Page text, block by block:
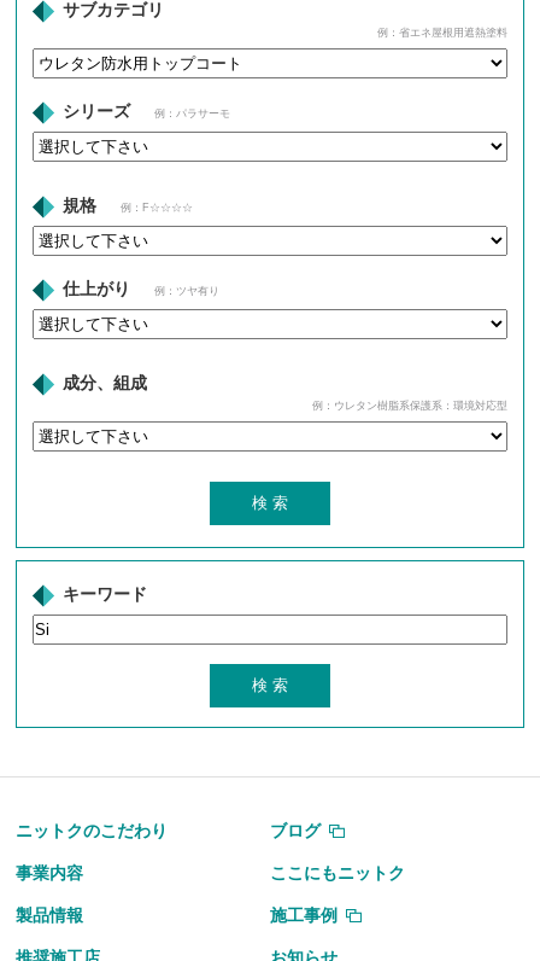
サブカテゴリ
例：省エネ屋根用遮熱塗料
シリーズ 例：パラサーモ
規格 例：F☆☆☆☆
仕上がり 例：ツヤ有り
成分、組成
例：ウレタン樹脂系保護系：環境対応型
キーワード
ニットクのこだわり ブログ
事業内容 ここにもニットク
製品情報 施工事例